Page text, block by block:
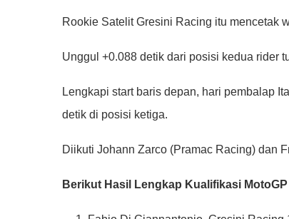
Rookie Satelit Gresini Racing itu mencetak
Unggul +0.088 detik dari posisi kedua rider
Lengkapi start baris depan, hari pembalap
detik di posisi ketiga.
Diikuti Johann Zarco (Pramac Racing) dan
Berikut Hasil Lengkap Kualifikasi